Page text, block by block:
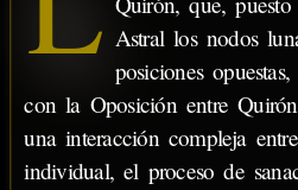
Astral los nodos
posiciones
con la Oposición entre
una interacción compleja
individual, el proceso de